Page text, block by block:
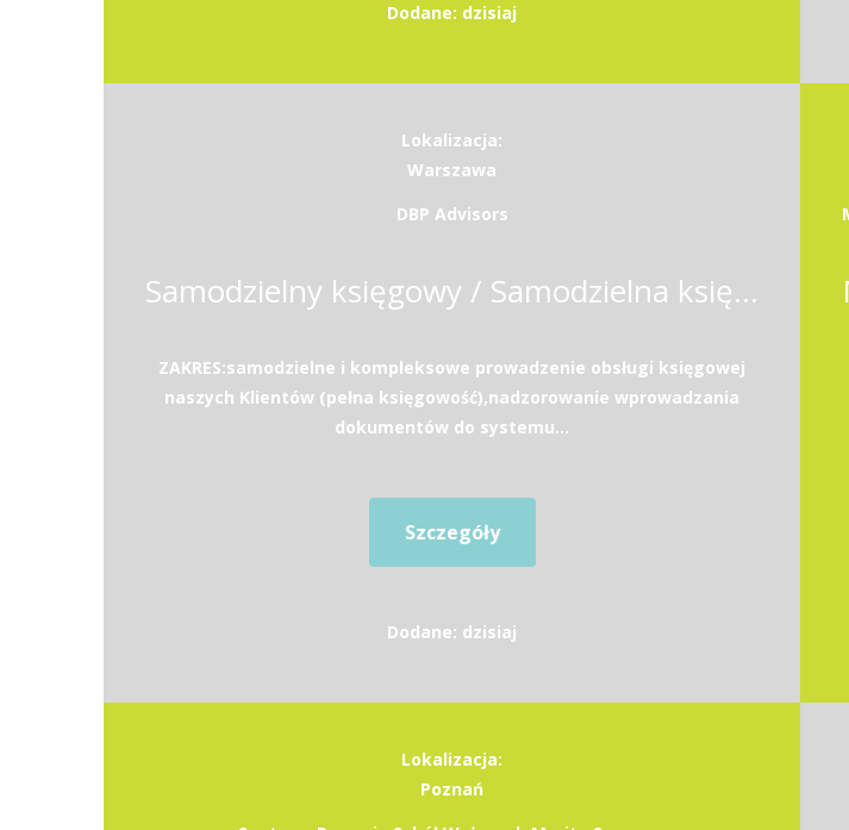
Dodane: dzisiaj
Lokalizacja:
Warszawa
DBP Advisors
Samodzielny księgowy / Samodzielna księgowa ze znajomością jęz. angielskiego
ZAKRES:samodzielne i kompleksowe prowadzenie obsługi księgowej
naszych Klientów (pełna księgowość),nadzorowanie wprowadzania
dokumentów do systemu...
Szczegóły
Dodane: dzisiaj
Lokalizacja:
Poznań